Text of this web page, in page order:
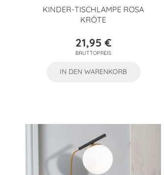
KINDER-TISCHLAMPE ROSA
KRÖTE
Preis
21,95 €
BRUTTOPREIS
IN DEN WARENKORB